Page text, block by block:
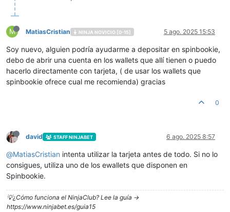
M MatiasCristian NINJA NOVICIO [0-15] 5 ago. 2025 15:53
Soy nuevo, alguien podría ayudarme a depositar en spinbookie,
debo de abrir una cuenta en los wallets que allí tienen o puedo
hacerlo directamente con tarjeta, ( de usar los wallets que
spinbookie ofrece cual me recomienda) gracias
0
david STAFF NINJABET 6 ago. 2025 8:57
@MatiasCristian intenta utilizar la tarjeta antes de todo. Si no lo
consigues, utiliza uno de los ewallets que disponen en
Spinbookie.
💡¿Cómo funciona el NinjaClub? Lee la guía ->
https://www.ninjabet.es/guia15